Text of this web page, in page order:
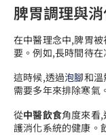
脾胃調理與
在中醫理念中,脾胃
要。例如,長時間待
這時候,透過泡腳和
需要多年來排除寒氣
從中醫飲食角度來看,
護消化系統的健康。